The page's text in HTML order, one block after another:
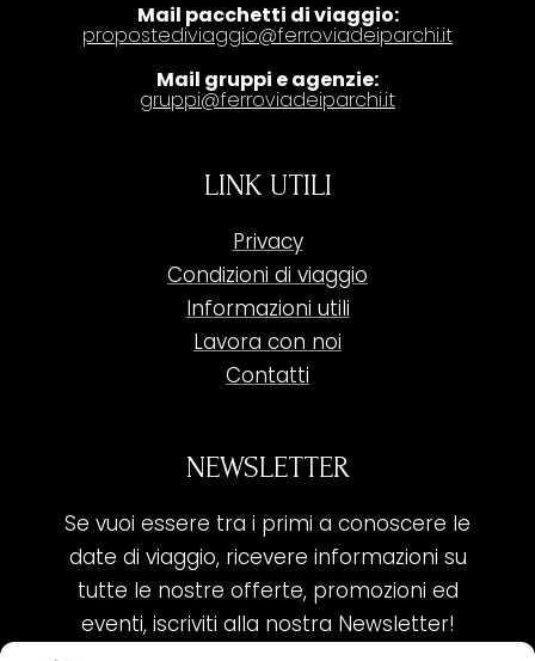
Mail pacchetti di viaggio:
propostediviaggio@ferroviadeiparchi.it
Mail gruppi e agenzie:
gruppi@ferroviadeiparchi.it
LINK UTILI
Privacy
Condizioni di viaggio
Informazioni utili
Lavora con noi
Contatti
NEWSLETTER
Se vuoi essere tra i primi a conoscere le
date di viaggio, ricevere informazioni su
tutte le nostre offerte, promozioni ed
eventi, iscriviti alla nostra Newsletter!